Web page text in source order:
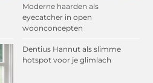
Moderne haarden als
eyecatcher in open
woonconcepten
Dentius Hannut als slimme
hotspot voor je glimlach